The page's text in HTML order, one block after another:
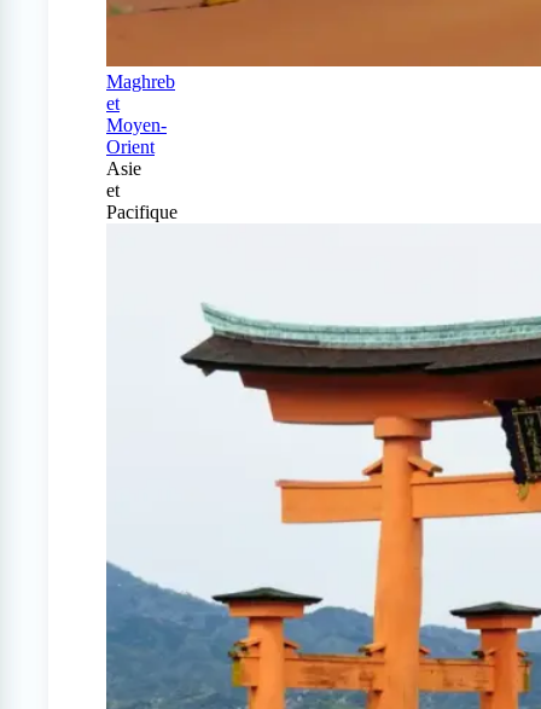
Maghreb
et
Moyen-
Orient
Asie
et
Pacifique